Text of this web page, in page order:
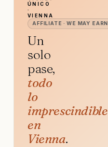
ÚNICO
·
VIENNA
AFFILIATE · WE MAY EARN
Un
solo
pase,
todo
lo
imprescindible
en
Vienna.